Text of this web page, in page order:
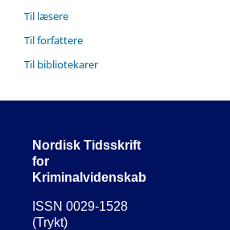
Til læsere
Til forfattere
Til bibliotekarer
Nordisk Tidsskrift
for
Kriminalvidenskab
ISSN 0029-1528
(Trykt)